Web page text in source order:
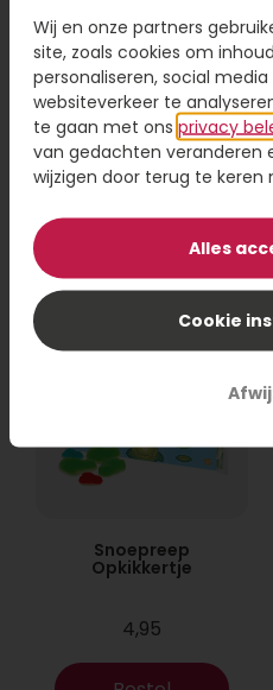
Snoepreep
Apetrots op jou!
4,95
Snoepreep
Opkikkertje
4,95
Wij en onze partners
site, zoals cookies om
personaliseren, social
websiteverkeer te
te gaan met ons privacy
van gedachten veranderen
wijzigen door terug te keren
Alles
Cookie